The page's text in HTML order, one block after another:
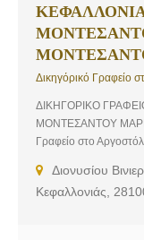
Δικηγόρικό Γραφείο
ΔΙΚΗΓΟΡΙΚΟ
ΜΟΝΤΕΣΑΝΤΟΥ
Γραφείο στο
Εταιρικό Δίκαιο,
Περιβάλλον, Ενέργεια,
Διονυσίου
Κεφαλλονιάς,